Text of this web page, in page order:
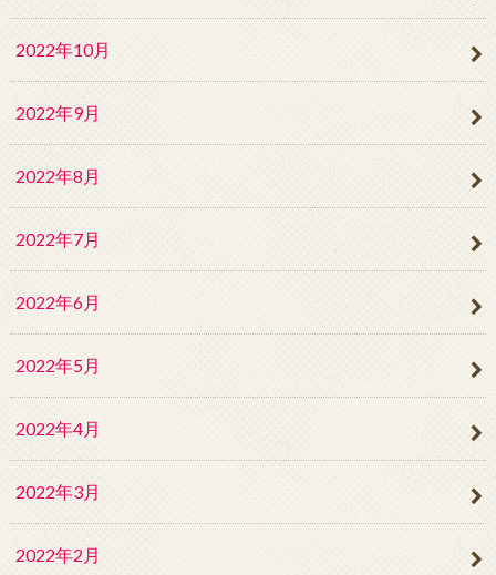
2022年10月
2022年9月
2022年8月
2022年7月
2022年6月
2022年5月
2022年4月
2022年3月
2022年2月